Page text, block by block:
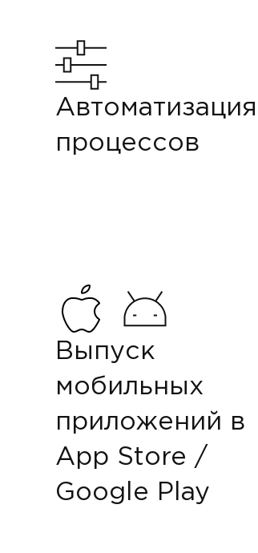
Автоматизация
процессов
Выпуск
мобильных
приложений в
App Store /
Google Play